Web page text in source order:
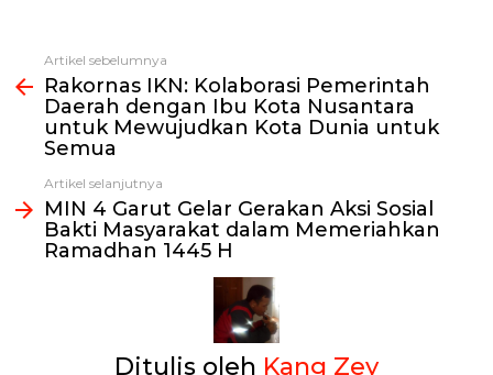
Lihat
selengkapnya
Artikel sebelumnya
Rakornas IKN: Kolaborasi Pemerintah
Daerah dengan Ibu Kota Nusantara
untuk Mewujudkan Kota Dunia untuk
Semua
Artikel selanjutnya
MIN 4 Garut Gelar Gerakan Aksi Sosial
Bakti Masyarakat dalam Memeriahkan
Ramadhan 1445 H
Ditulis oleh Kang Zey